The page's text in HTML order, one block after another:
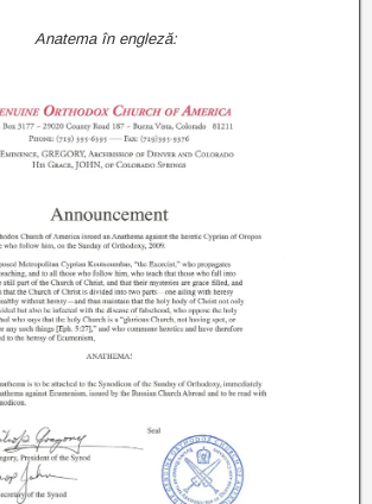
Anatema în engleză: